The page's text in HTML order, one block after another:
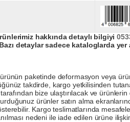
hakkında detaylı bilgiyi
detaylar sadece kataloglarda
paketinde deformasyon veya
takdirde, kargo yetkilisinden
bize ulaştırılacak ve
ürünler satın alma
Kargo teslimatlarında
nedeni ile iade edilen ürüne